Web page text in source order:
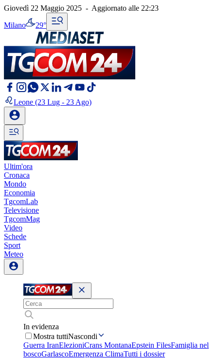
Giovedì 22 Maggio 2025 - Aggiornato alle 22:23
Milano 29°
Leone (23 Lug - 23 Ago)
Ultim'ora
Cronaca
Mondo
Economia
TgcomLab
Televisione
TgcomMag
Video
Schede
Sport
Meteo
In evidenza
Mostra tuttiNascondi
Guerra IranElezioniCrans MontanaEpstein FilesFamiglia nel
boscoGarlascoEmergenza ClimaTutti i dossier